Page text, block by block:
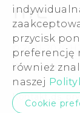
przycisk
preferencję
również
naszej
Cookie
Dla
Cookie
Kariera
Security and
© 2011-2026
Warunki
Kontakt ds.